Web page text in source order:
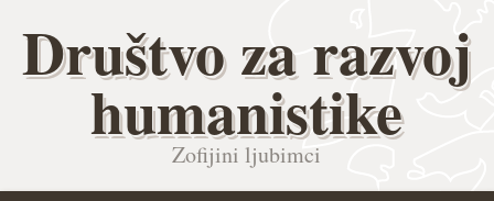
Društvo za razvoj
humanistike
Zofijini ljubimci